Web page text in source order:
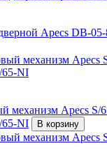
Apecs DB-
механизм Apecs S/
65-NI
В корзину